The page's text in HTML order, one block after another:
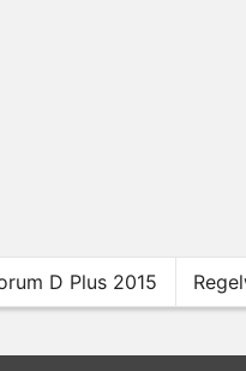
D Plus 2015